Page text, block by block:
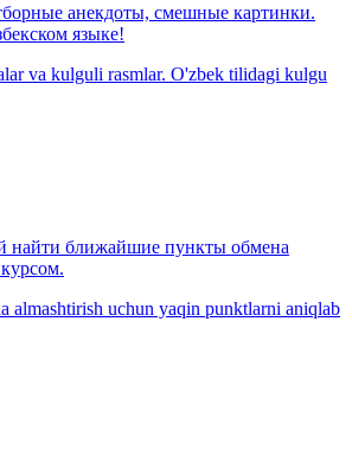
анекдоты, смешные картинки.
языке!
va kulguli rasmlar. O'zbek tilidagi kulgu
найти ближайшие пункты обмена
almashtirish uchun yaqin punktlarni aniqlab